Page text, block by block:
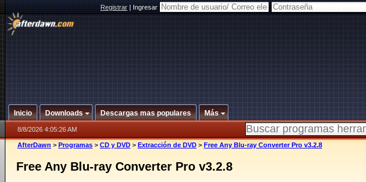
Registrar|Ingresar
Inicio Downloads Descargas mas populares Más
8/8/2026 4:05:26 AM
AfterDawn > Programas > CD y DVD > Extracción de DVD > Free Any Blu-ray Converter Pro v3.2.8
Free Any Blu-ray Converter Pro v3.2.8